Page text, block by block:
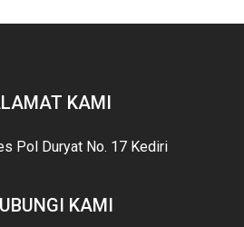
KAMI
Pol Duryat No. 17 Kediri
KAMI